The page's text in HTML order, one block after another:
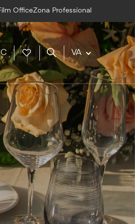
OfficeZona Professional
VA